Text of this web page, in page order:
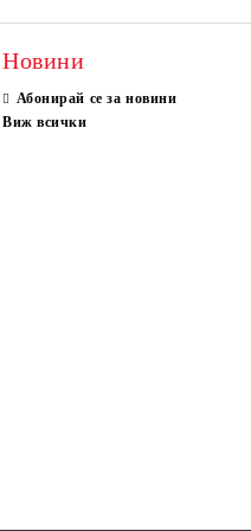
Новини
Абонирай се за новини
Виж всички